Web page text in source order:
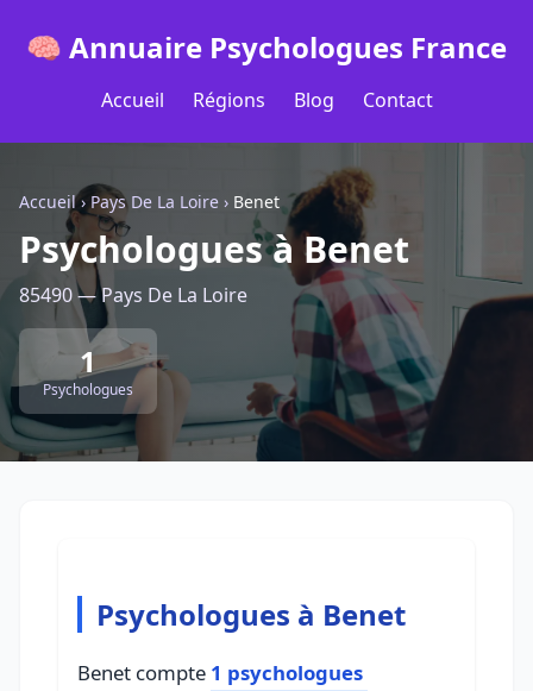
🧠 Annuaire Psychologues France
Accueil Régions Blog Contact
Accueil› Pays De La Loire › Benet
Psychologues à Benet
85490 — Pays De La Loire
1
Psychologues
Psychologues à Benet
Benet compte 1 psychologues